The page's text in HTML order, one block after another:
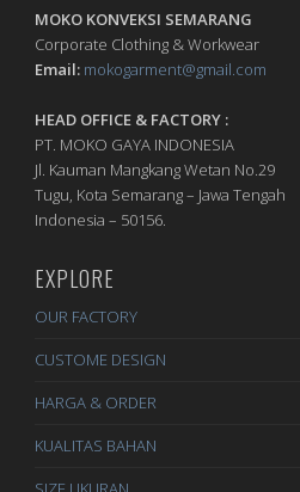
MOKO KONVEKSI SEMARANG
Corporate Clothing & Workwear
Email: mokogarment@gmail.com
HEAD OFFICE & FACTORY :
PT. MOKO GAYA INDONESIA
Jl. Kauman Mangkang Wetan No.29
Tugu, Kota Semarang – Jawa Tengah
Indonesia – 50156.
EXPLORE
OUR FACTORY
CUSTOME DESIGN
HARGA & ORDER
KUALITAS BAHAN